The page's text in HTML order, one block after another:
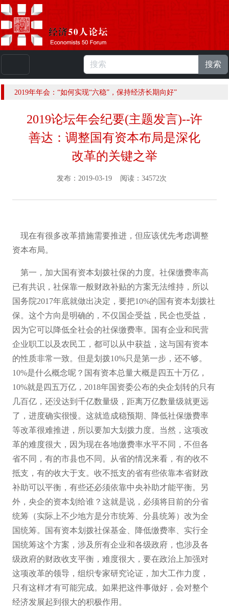
人 |English
搜索
2019年年会：“如何实现“六稳”，保持经济长期向好”
2019论坛年会纪要(主题发言)--许
善达：调整国有资本布局是深化
改革的关键之举
发布：2019-03-19 阅读：34572次
现在有很多改革措施需要推进，但应该优先考虑调整
资本布局。
第一，加大国有资本划拨社保的力度。社保缴费率高
已有共识，社保靠一般财政补贴的方案无法维持，所以
国务院2017年底就做出决定，要把10%的国有资本划拨社
保。这个方向是明确的，不仅国企受益，民企也受益，
因为它可以降低全社会的社保缴费率。国有企业和民营
企业职工以及农民工，都可以从中获益，这与国有资本
的性质非常一致。但是划拨10%只是第一步，还不够。
10%是什么概念呢？国有资本总量大概是四五十万亿，
10%就是四五万亿，2018年国资委公布的央企划转的只有
几百亿，还没达到千亿数量级，距离万亿数量级就更远
了，进度确实很慢。这就造成稳预期、降低社保缴费率
等改革很难推进，所以要加大划拨力度。当然，这项改
革的难度很大，因为现在各地缴费率水平不同，不但各
省不同，有的市县也不同。从省的情况来看，有的收不
抵支，有的收大于支。收不抵支的省有些依靠本省财政
补助可以平衡，有些还必须依靠中央补助才能平衡。另
外，央企的资本划给谁？这就是说，必须将目前的分省
统筹（实际上不少地方是分市统筹、分县统筹）改为全
国统筹。国有资本划拨社保基金、降低缴费率、实行全
国统筹这个方案，涉及所有企业和各级政府，也涉及各
级政府的财政收支平衡，难度很大，要在政治上加强对
这项改革的领导，组织专家研究论证，加大工作力度，
只有这样才有可能完成。如果把这件事做好，会对整个
经济发展起到很大的积极作用。